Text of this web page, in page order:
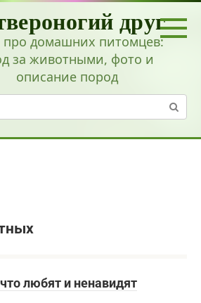
друг
про домашних питомцев:
за животными, фото и
описание пород
любят и ненавидят